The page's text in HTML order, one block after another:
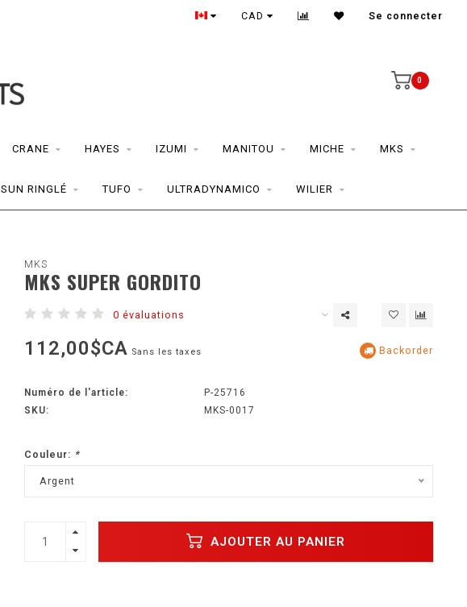
CAD Se connecter
0
CRANE HAYES IZUMI MANITOU MICHE MKS
SUN RINGLÉ TUFO ULTRADYNAMICO WILIER
MKS
MKS SUPER GORDITO
0 évaluations
112,00$CA Sans les taxes Backorder
Numéro de l'article:
P-25716
SKU:
MKS-0017
Couleur: *
Argent
AJOUTER AU PANIER